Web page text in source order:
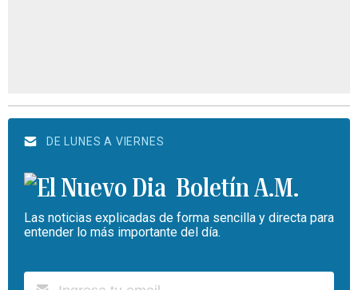
DE LUNES A VIERNES
Boletín A.M.
Las noticias explicadas de forma sencilla y directa para
entender lo más importante del día.